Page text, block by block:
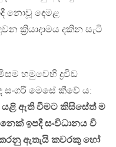
නොවූ දෙමළ
ක්‍රියාදාමය දකින සැටි
හමුවෙහි ද්‍රවිඩ
මෙසේ කීවේ ය:
යළි ඇති වීමට කිසිසේත් ම
ඉපදී සංවිධානය වී
කරනු ඇතැයි කවරකු හෝ